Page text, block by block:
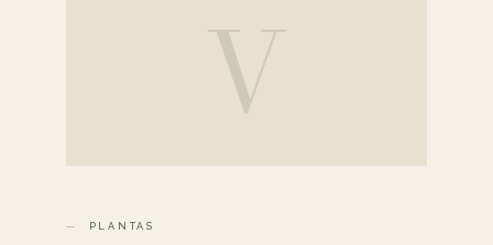
V
PLANTAS